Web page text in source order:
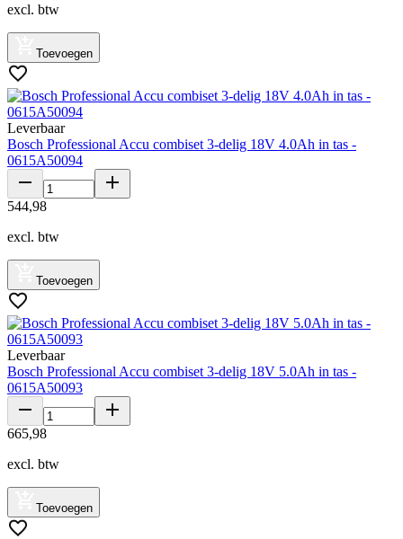
excl. btw
Toevoegen
Leverbaar
Bosch Professional Accu combiset 3-delig 18V 4.0Ah in tas -
0615A50094
544,98
excl. btw
Toevoegen
Leverbaar
Bosch Professional Accu combiset 3-delig 18V 5.0Ah in tas -
0615A50093
665,98
excl. btw
Toevoegen